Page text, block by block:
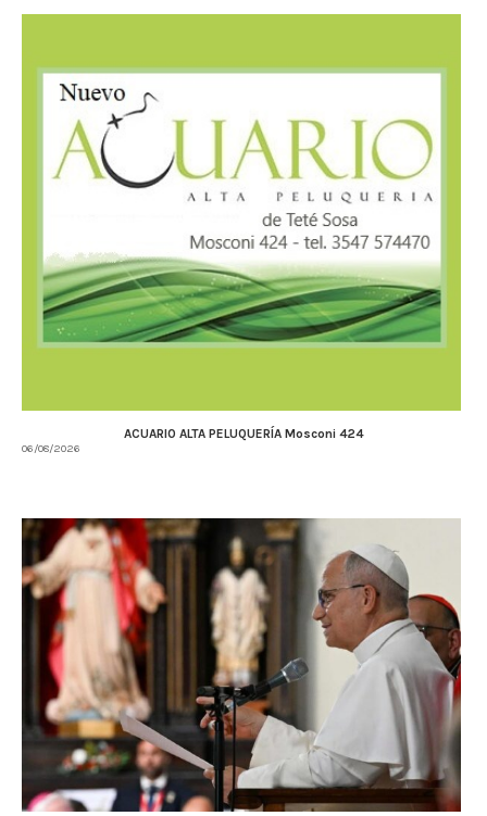
ACUARIO ALTA PELUQUERÍA Mosconi 424
06/08/2026